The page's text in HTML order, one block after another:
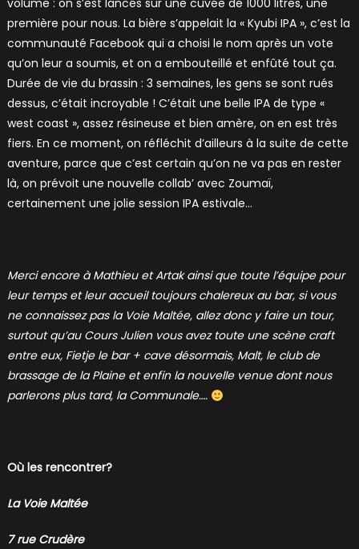
volume : on s’est lancés sur une cuvée de 1000 litres, une
première pour nous. La bière s’appelait la « Kyubi IPA », c’est la
communauté Facebook qui a choisi le nom après un vote
qu’on leur a soumis, et on a embouteillé et enfûté tout ça.
Durée de vie du brassin : 3 semaines, les gens se sont rués
dessus, c’était incroyable ! C’était une belle IPA de type «
west coast », assez résineuse et bien amère, on en est très
fiers. En ce moment, on réfléchit d’ailleurs à la suite de cette
aventure, parce que c’est certain qu’on ne va pas en rester
là, on prévoit une nouvelle collab’ avec Zoumaï,
certainement une jolie session IPA estivale…
Merci encore à Mathieu et Artak ainsi que toute l’équipe pour
leur temps et leur accueil toujours chalereux au bar, si vous
ne connaissez pas la Voie Maltée, allez donc y faire un tour,
surtout qu’au Cours Julien vous avez toute une scène craft
entre eux, Fietje le bar + cave désormais, Malt, le club de
brassage de la Plaine et enfin la nouvelle venue dont nous
parlerons plus tard, la Communale….
Où les rencontrer?
La Voie Maltée
7 rue Crudère